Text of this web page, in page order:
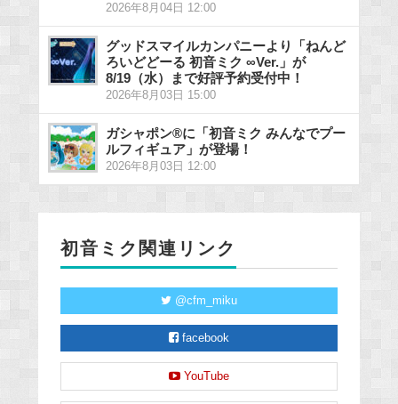
2026年8月04日 12:00
グッドスマイルカンパニーより「ねんど
ろいどどーる 初音ミク ∞Ver.」が
8/19（水）まで好評予約受付中！
2026年8月03日 15:00
ガシャポン®に「初音ミク みんなでプー
ルフィギュア」が登場！
2026年8月03日 12:00
初音ミク関連リンク
@cfm_miku
facebook
YouTube